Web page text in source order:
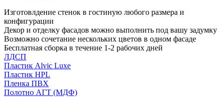
Изготовлдение стенок в гостиную любого размера и
конфигурации
Декор и отделку фасадов можно выполнить под вашу задумку
Возможно сочетание нескольких цветов в одном фасаде
Бесплатная сборка в течение 1-2 рабочих дней
ЛДСП
Пластик Alvic Luxe
Пластик HPL
Пленка ПВХ
Полотно АГТ (МДФ)